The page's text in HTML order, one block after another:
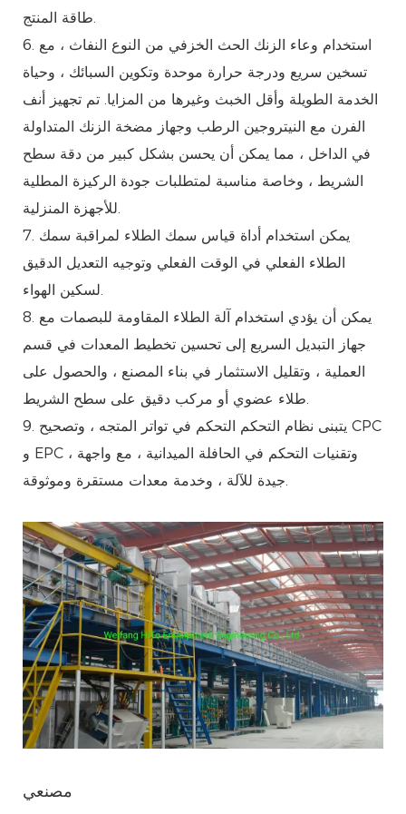
طاقة المنتج.
6. استخدام وعاء الزنك الحث الخزفي من النوع النفاث ، مع
تسخين سريع ودرجة حرارة موحدة وتكوين السبائك ، وحياة
الخدمة الطويلة وأقل الخبث وغيرها من المزايا. تم تجهيز أنف
الفرن مع النيتروجين الرطب وجهاز مضخة الزنك المتداولة
في الداخل ، مما يمكن أن يحسن بشكل كبير من دقة سطح
الشريط ، وخاصة مناسبة لمتطلبات جودة الركيزة المطلية
للأجهزة المنزلية.
7. يمكن استخدام أداة قياس سمك الطلاء لمراقبة سمك
الطلاء الفعلي في الوقت الفعلي وتوجيه التعديل الدقيق
لسكين الهواء.
8. يمكن أن يؤدي استخدام آلة الطلاء المقاومة للبصمات مع
جهاز التبديل السريع إلى تحسين تخطيط المعدات في قسم
العملية ، وتقليل الاستثمار في بناء المصنع ، والحصول على
طلاء عضوي أو مركب دقيق على سطح الشريط.
9. يتبنى نظام التحكم التحكم في تواتر المتجه ، وتصحيح CPC
و EPC ، وتقنيات التحكم في الحافلة الميدانية ، مع واجهة
جيدة للآلة ، وخدمة معدات مستقرة وموثوقة.
مصنعي